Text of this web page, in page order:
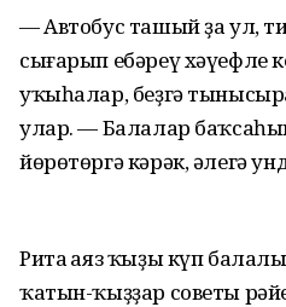
— Автобус ташый ҙа ул,
сығарып ебәреү хәүефле
уҡыһалар, беҙгә
улар. — Балалар
йөрөтөргә кәрәк, әлегә
Рита Ғаяз ҡыҙы күп
ҡатын-ҡыҙҙар советы